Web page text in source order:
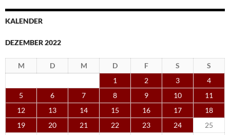
KALENDER
DEZEMBER 2022
M D M D F S
S
1
2 3
4
5
6 7 8 9 10
11
12
13 14 15 16 17
18
19
20 21 22 23 24
25